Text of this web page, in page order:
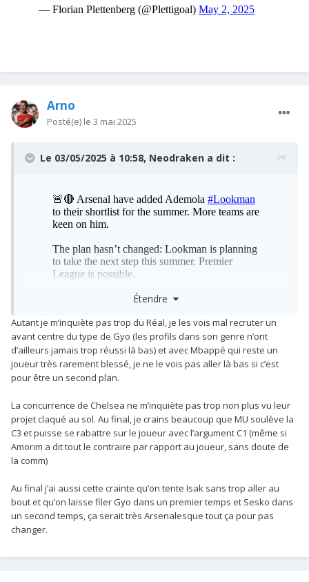
Arno
Posté(e) le 3 mai 2025
Le 03/05/2025 à 10:58, Neodraken a dit :
Étendre
Autant je m’inquiète pas trop du Réal, je les vois mal recruter un
avant centre du type de Gyo (les profils dans son genre n’ont
d’ailleurs jamais trop réussi là bas) et avec Mbappé qui reste un
joueur très rarement blessé, je ne le vois pas aller là bas si c’est
pour être un second plan.
La concurrence de Chelsea ne m’inquiète pas trop non plus vu leur
projet claqué au sol. Au final, je crains beaucoup que MU soulève la
C3 et puisse se rabattre sur le joueur avec l’argument C1 (même si
Amorim a dit tout le contraire par rapport au joueur, sans doute de
la comm)
Au final j’ai aussi cette crainte qu’on tente Isak sans trop aller au
bout et qu’on laisse filer Gyo dans un premier temps et Sesko dans
un second temps, ça serait très Arsenalesque tout ça pour pas
changer.